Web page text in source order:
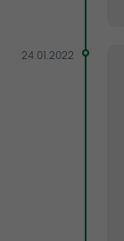
24.01.2022